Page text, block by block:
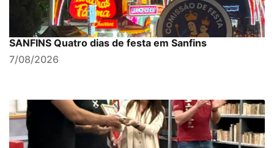
SANFINS Quatro dias de festa em Sanfins
7/08/2026